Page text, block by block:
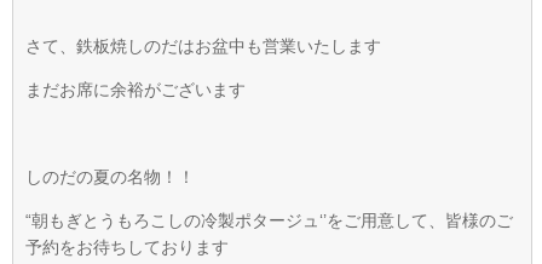
さて、鉄板焼しのだはお盆中も営業いたします
まだお席に余裕がございます
しのだの夏の名物！！
“朝もぎとうもろこしの冷製ポタージュ‘’をご用意して、皆様のご
予約をお待ちしております